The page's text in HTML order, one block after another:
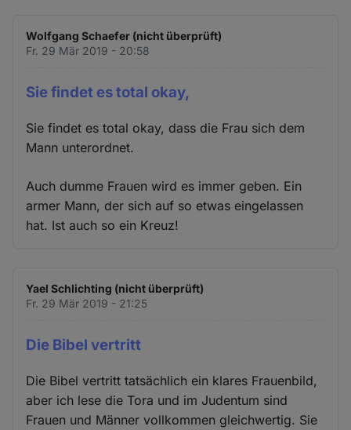
Wolfgang Schaefer (nicht überprüft)
Fr. 29 Mär 2019 - 20:58
Sie findet es total okay,
Sie findet es total okay, dass die Frau sich dem
Mann unterordnet.
Auch dumme Frauen wird es immer geben. Ein
armer Mann, der sich auf so etwas eingelassen
hat. Ist auch so ein Kreuz!
Yael Schlichting (nicht überprüft)
Fr. 29 Mär 2019 - 21:25
Die Bibel vertritt
Die Bibel vertritt tatsächlich ein klares Frauenbild,
aber ich lese die Tora und im Judentum sind
Frauen und Männer vollkommen gleichwertig. Sie